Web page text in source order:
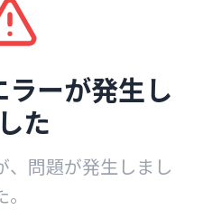
ーが発生し
た
、問題が発生しまし
。